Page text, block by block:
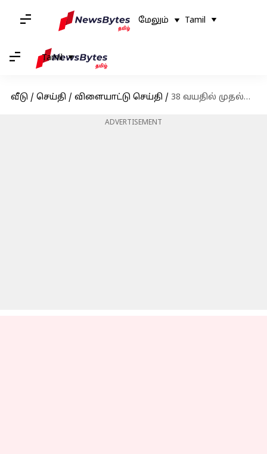
மேலும் Tamil
Tamil
வீடு / செய்தி / விளையாட்டு செய்தி / 38 வயதில் முதல்முறையாக பாகிஸ்தான் கிரிக்கெட் அணியில் சேர்க்கப்பட்ட வீரர்; சர்வதேச அறிமுகம் கிடைக்குமா?
ADVERTISEMENT